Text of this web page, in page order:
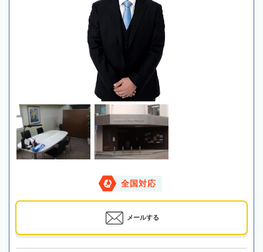
全国対応
メールする